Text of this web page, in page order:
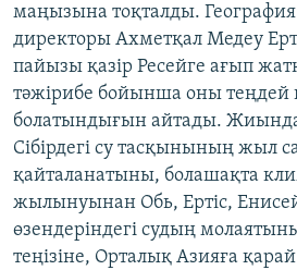
маңызына тоқталды.
директоры Ахметқал Медеу
пайызы қазір Ресейге ағып
тәжірибе бойынша оны
болатындығын айтады. Жиында
Сібірдегі су тасқынының жыл
қайталанатыны, болашақта
жылынуынан Обь, Ертіс,
өзендеріндегі судың
теңізіне, Орталық Азияға қарай